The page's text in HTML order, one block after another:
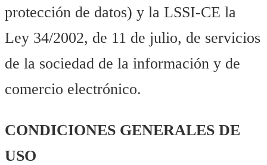
protección de datos) y la LSSI-CE la
Ley 34/2002, de 11 de julio, de servicios
de la sociedad de la información y de
comercio electrónico.
CONDICIONES GENERALES DE
USO